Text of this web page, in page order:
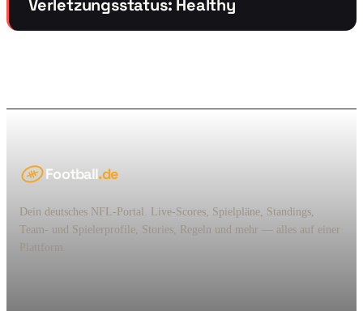
Verletzungsstatus: Healthy
Football.de
Dein deutsches NFL-Portal. Live-Scores, Spielpläne, Standings,
Team- und Spielerprofile, Stories, Regeln und mehr — alles auf einer
Plattform.